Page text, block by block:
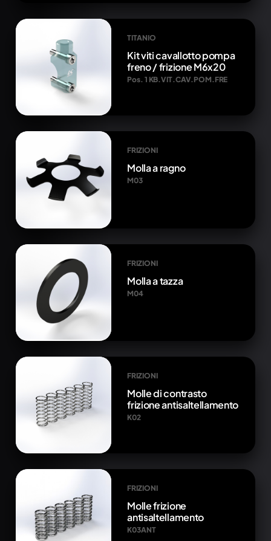
TITANIO
Kit viti cavallotto pompa
freno / frizione M6x20
Pos. 1 KB.VIT.CAV.POM.FRE
FRIZIONI
Molla a ragno
M03
FRIZIONI
Molla a tazza
M04
FRIZIONI
Molle di contrasto
frizione antisaltellamento
K02
FRIZIONI
Molle frizione
antisaltellamento
K03ANT